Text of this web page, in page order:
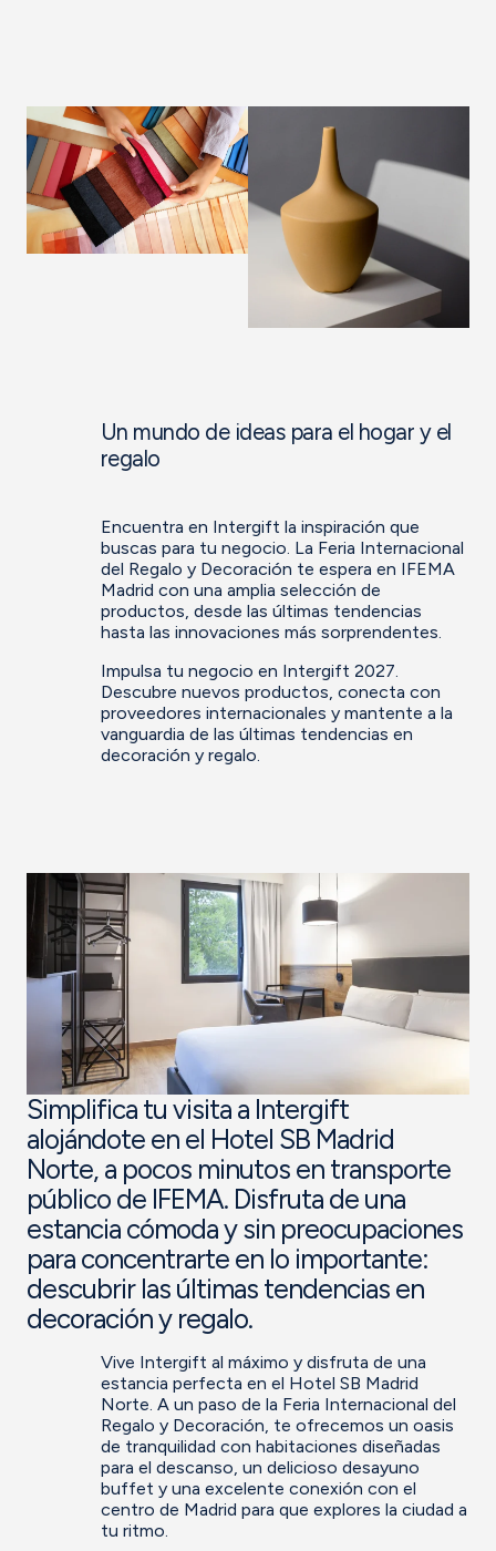
Un mundo de ideas para el hogar y el
regalo
Encuentra en Intergift la inspiración que
buscas para tu negocio. La Feria Internacional
del Regalo y Decoración te espera en IFEMA
Madrid con una amplia selección de
productos, desde las últimas tendencias
hasta las innovaciones más sorprendentes.
Impulsa tu negocio en Intergift 2027.
Descubre nuevos productos, conecta con
proveedores internacionales y mantente a la
vanguardia de las últimas tendencias en
decoración y regalo.
Simplifica tu visita a Intergift
alojándote en el Hotel SB Madrid
Norte, a pocos minutos en transporte
público de IFEMA. Disfruta de una
estancia cómoda y sin preocupaciones
para concentrarte en lo importante:
descubrir las últimas tendencias en
decoración y regalo.
Vive Intergift al máximo y disfruta de una
estancia perfecta en el Hotel SB Madrid
Norte. A un paso de la Feria Internacional del
Regalo y Decoración, te ofrecemos un oasis
de tranquilidad con habitaciones diseñadas
para el descanso, un delicioso desayuno
buffet y una excelente conexión con el
centro de Madrid para que explores la ciudad a
tu ritmo.